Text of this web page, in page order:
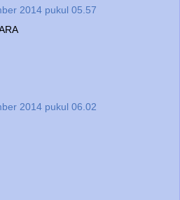
2014 pukul 05.57
2014 pukul 06.02